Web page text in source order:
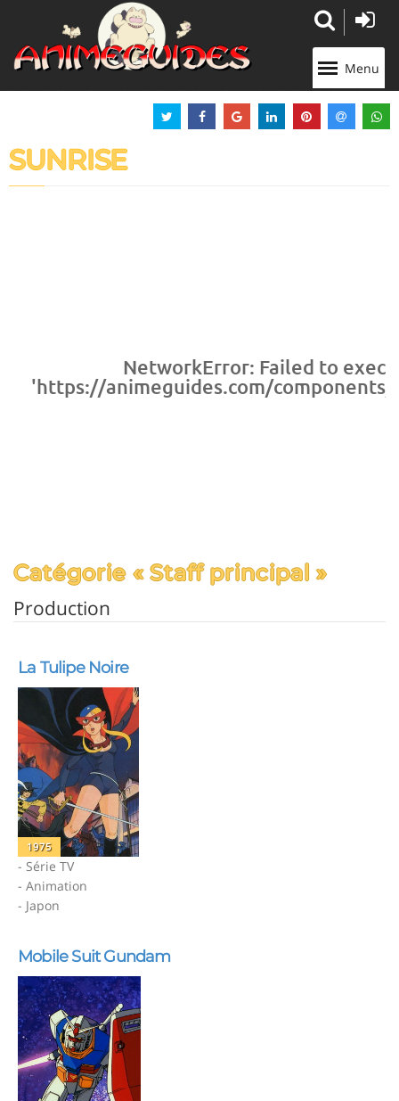
Menu
SUNRISE
NetworkError: Failed to
'https://animeguides.com/
Catégorie « Staff principal »
Production
La Tulipe Noire
1975
- Série TV
- Animation
- Japon
Mobile Suit Gundam
Panneau de gestion des cookies